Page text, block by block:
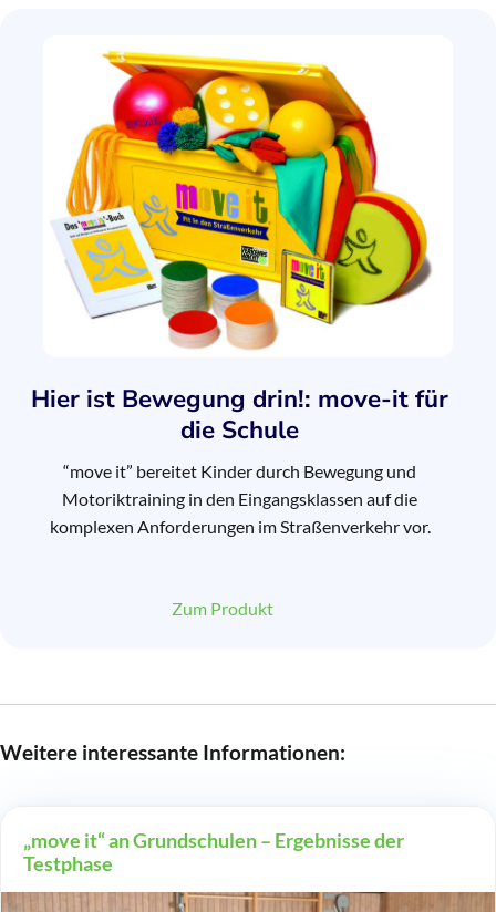
Hier ist Bewegung drin!: move-it für
die Schule
“move it” bereitet Kinder durch Bewegung und
Motoriktraining in den Eingangsklassen auf die
komplexen Anforderungen im Straßenverkehr vor.
Zum Produkt
Weitere interessante Informationen:
„move it“ an Grundschulen – Ergebnisse der
Testphase